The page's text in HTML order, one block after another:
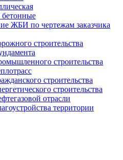
ЖБИ по чертежам заказчика
строительства
строительства
строительства
строительства
отрасли
территории